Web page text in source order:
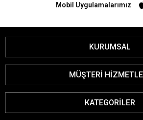
Mobil Uygulamalarımız
KURUMSAL
MÜŞTERİ
KATEGORİLER